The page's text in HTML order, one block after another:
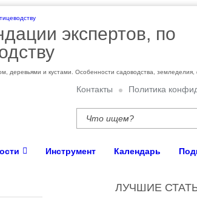
экспертов, по
деревьями и кустами. Особенности садоводства, земледелия,
Контакты Политика
Инструмент Календарь
ЛУЧШИЕ